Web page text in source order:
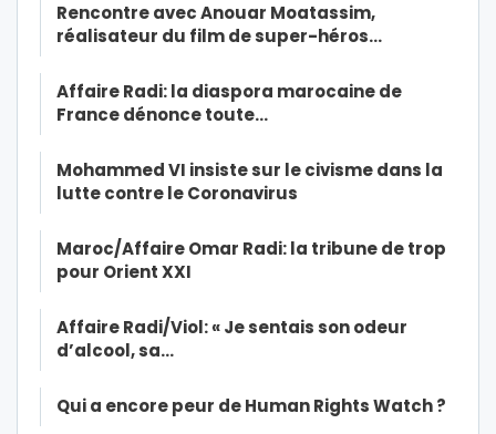
Rencontre avec Anouar Moatassim,
réalisateur du film de super-héros…
Affaire Radi: la diaspora marocaine de
France dénonce toute…
Mohammed VI insiste sur le civisme dans la
lutte contre le Coronavirus
Maroc/Affaire Omar Radi: la tribune de trop
pour Orient XXI
Affaire Radi/Viol: « Je sentais son odeur
d’alcool, sa…
Qui a encore peur de Human Rights Watch ?